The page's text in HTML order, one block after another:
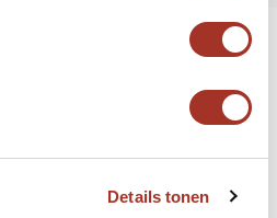
Details tonen
uw zoektocht